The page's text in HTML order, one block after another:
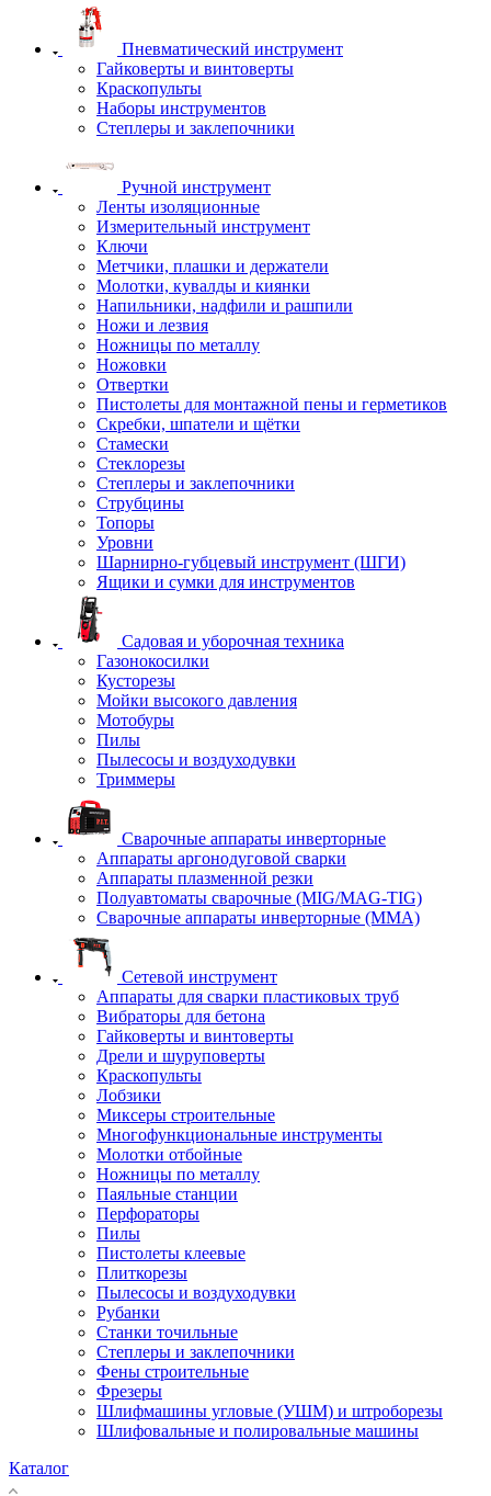
Пневматический инструмент
Гайковерты и винтоверты
Краскопульты
Наборы инструментов
Степлеры и заклепочники
Ручной инструмент
Ленты изоляционные
Измерительный инструмент
Ключи
Метчики, плашки и держатели
Молотки, кувалды и киянки
Напильники, надфили и рашпили
Ножи и лезвия
Ножницы по металлу
Ножовки
Отвертки
Пистолеты для монтажной пены и герметиков
Скребки, шпатели и щётки
Стамески
Стеклорезы
Степлеры и заклепочники
Струбцины
Топоры
Уровни
Шарнирно-губцевый инструмент (ШГИ)
Ящики и сумки для инструментов
Садовая и уборочная техника
Газонокосилки
Кусторезы
Мойки высокого давления
Мотобуры
Пилы
Пылесосы и воздуходувки
Триммеры
Сварочные аппараты инверторные
Аппараты аргонодуговой сварки
Аппараты плазменной резки
Полуавтоматы сварочные (MIG/MAG-TIG)
Сварочные аппараты инверторные (ММА)
Сетевой инструмент
Аппараты для сварки пластиковых труб
Вибраторы для бетона
Гайковерты и винтоверты
Дрели и шуруповерты
Краскопульты
Лобзики
Миксеры строительные
Многофункциональные инструменты
Молотки отбойные
Ножницы по металлу
Паяльные станции
Перфораторы
Пилы
Пистолеты клеевые
Плиткорезы
Пылесосы и воздуходувки
Рубанки
Станки точильные
Степлеры и заклепочники
Фены строительные
Фрезеры
Шлифмашины угловые (УШМ) и штроборезы
Шлифовальные и полировальные машины
Каталог